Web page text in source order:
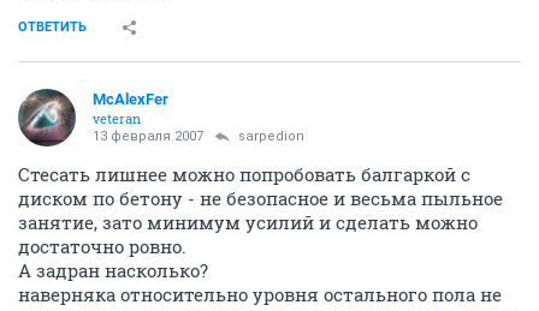
ОТВЕТИТЬ
McAlexFer
veteran
13 февраля 2007 sarpedion
Стесать лишнее можно попробовать балгаркой с
диском по бетону - не безопасное и весьма пыльное
занятие, зато минимум усилий и сделать можно
достаточно ровно.
А задран насколько?
наверняка относительно уровня остального пола не